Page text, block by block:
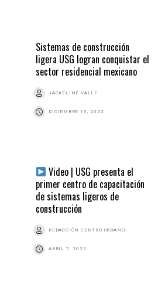
Sistemas de construcción
ligera USG logran conquistar el
sector residencial mexicano
JACKELINE VALLE
DICIEMBRE 13, 2022
Video | USG presenta el
primer centro de capacitación
de sistemas ligeros de
construcción
REDACCIÓN CENTRO URBANO
ABRIL 7, 2022